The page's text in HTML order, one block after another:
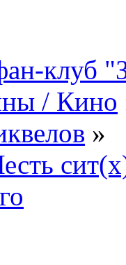
клуб
/ Кино
»